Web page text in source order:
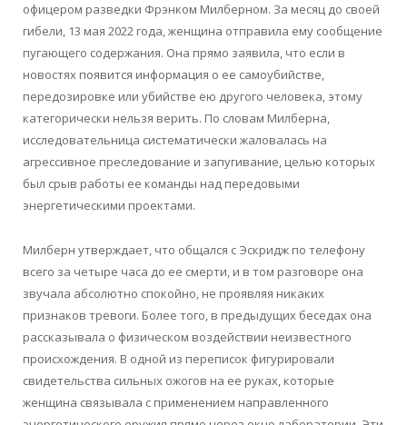
офицером разведки Фрэнком Милберном. За месяц до своей
гибели, 13 мая 2022 года, женщина отправила ему сообщение
пугающего содержания. Она прямо заявила, что если в
новостях появится информация о ее самоубийстве,
передозировке или убийстве ею другого человека, этому
категорически нельзя верить. По словам Милберна,
исследовательница систематически жаловалась на
агрессивное преследование и запугивание, целью которых
был срыв работы ее команды над передовыми
энергетическими проектами.
Милберн утверждает, что общался с Эскридж по телефону
всего за четыре часа до ее смерти, и в том разговоре она
звучала абсолютно спокойно, не проявляя никаких
признаков тревоги. Более того, в предыдущих беседах она
рассказывала о физическом воздействии неизвестного
происхождения. В одной из переписок фигурировали
свидетельства сильных ожогов на ее руках, которые
женщина связывала с применением направленного